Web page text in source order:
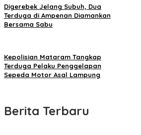
Digerebek Jelang Subuh, Dua
Terduga di Ampenan Diamankan
Bersama Sabu
Kepolisian Mataram Tangkap
Terduga Pelaku Penggelapan
Sepeda Motor Asal Lampung
Berita Terbaru